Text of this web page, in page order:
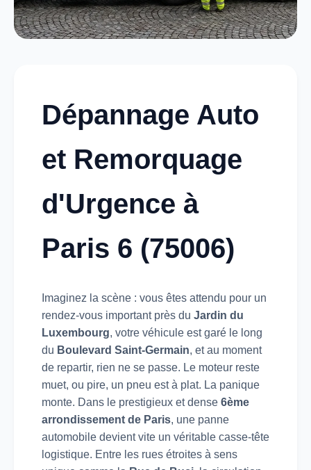
Dépannage Auto
et Remorquage
d'Urgence à
Paris 6 (75006)
Imaginez la scène : vous êtes attendu pour un
rendez-vous important près du Jardin du
Luxembourg, votre véhicule est garé le long
du Boulevard Saint-Germain, et au moment
de repartir, rien ne se passe. Le moteur reste
muet, ou pire, un pneu est à plat. La panique
monte. Dans le prestigieux et dense 6ème
arrondissement de Paris, une panne
automobile devient vite un véritable casse-tête
logistique. Entre les rues étroites à sens